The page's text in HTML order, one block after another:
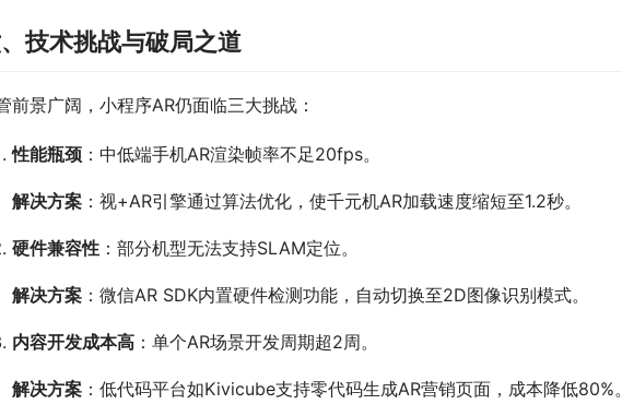
技术挑战与破局之道
前景广阔，小程序AR仍面临三大挑战：
性能瓶颈 ：中低端手机AR渲染帧率不足20fps。
解决方案 ：视+AR引擎通过算法优化，使千元机AR加载速度缩短至1.2秒。
硬件兼容性 ：部分机型无法支持SLAM定位。
解决方案 ：微信AR SDK内置硬件检测功能，自动切换至2D图像识别模式。
内容开发成本高 ：单个AR场景开发周期超2周。
解决方案 ：低代码平台如Kivicube支持零代码生成AR营销页面，成本降低80%。